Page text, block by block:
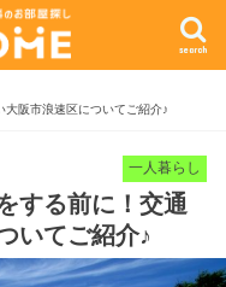
search
阪市浪速区についてご紹介♪
一人暮らし
する前に！交通
いてご紹介♪